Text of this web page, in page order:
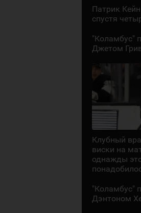
Патрик
спустя
"Коламбус"
Джетом
Клубный
виски на
однажды
"Коламбус"
Дэнтоном